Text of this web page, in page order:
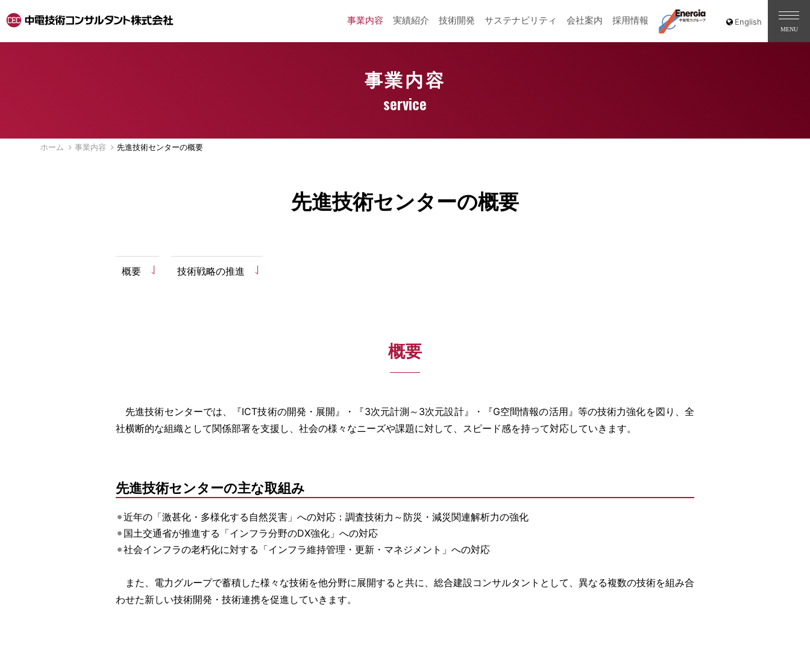
事業内容 実績紹介 技術開発 サステナビリティ 会社案内 採用情報
事業内容
service
ホーム 事業内容 先進技術センターの概要
先進技術センターの概要
概要 技術戦略の推進
概要
先進技術センターでは、『ICT技術の開発・展開』・『3次元計測～3次元設計』・『G空間情報の活用』等の技術力強化を図り、全
社横断的な組織として関係部署を支援し、社会の様々なニーズや課題に対して、スピード感を持って対応していきます。
先進技術センターの主な取組み
近年の「激甚化・多様化する自然災害」への対応：調査技術力～防災・減災関連解析力の強化
国土交通省が推進する「インフラ分野のDX強化」への対応
社会インフラの老朽化に対する「インフラ維持管理・更新・マネジメント」への対応
また、電力グループで蓄積した様々な技術を他分野に展開すると共に、総合建設コンサルタントとして、異なる複数の技術を組み合
わせた新しい技術開発・技術連携を促進していきます。